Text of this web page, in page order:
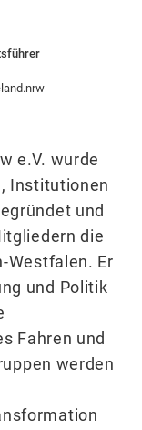
e.V. wurde
Institutionen
und
die
Westfalen. Er
und Politik
Fahren und
werden